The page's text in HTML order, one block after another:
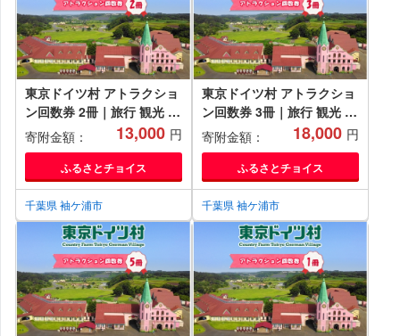
東京ドイツ村 アトラクショ
ン回数券 2冊｜旅行 観光 あ
そぶ 立ち寄り スポット デ
ーマパーク レジャー チケッ
ト 見どころ アクアライン
房総 千葉 [0548]
寄附金額： 13,000 円
ふるさとチョイス
千葉県 袖ケ浦市
東京ドイツ村 アトラクショ
ン回数券 3冊｜旅行 観光 あ
そぶ 立ち寄り スポット デ
ーマパーク レジャー チケッ
ト 見どころ アクアライン
房総 千葉 [0549]
寄附金額： 18,000 円
ふるさとチョイス
千葉県 袖ケ浦市